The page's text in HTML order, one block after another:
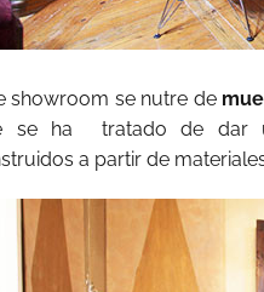
showroom se nutre de
se ha tratado de dar
a partir de